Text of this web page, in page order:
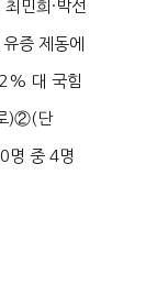
민희·박선
증 제동에
대 국힘
)②(단
명 중 4명